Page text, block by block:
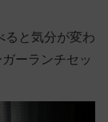
ると気分が変わ
ーランチセッ